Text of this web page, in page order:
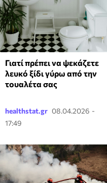
Γιατί πρέπει να ψεκάζετε
λευκό ξίδι γύρω από την
τουαλέτα σας
healthstat.gr 08.04.2026 -
17:49